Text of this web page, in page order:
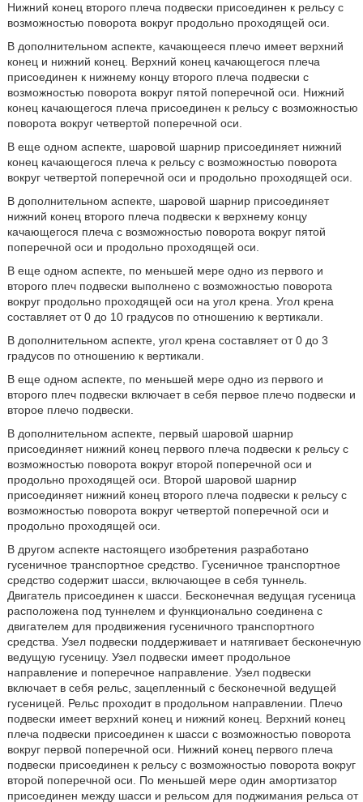
Нижний конец второго плеча подвески присоединен к рельсу с
возможностью поворота вокруг продольно проходящей оси.
В дополнительном аспекте, качающееся плечо имеет верхний
конец и нижний конец. Верхний конец качающегося плеча
присоединен к нижнему концу второго плеча подвески с
возможностью поворота вокруг пятой поперечной оси. Нижний
конец качающегося плеча присоединен к рельсу с возможностью
поворота вокруг четвертой поперечной оси.
В еще одном аспекте, шаровой шарнир присоединяет нижний
конец качающегося плеча к рельсу с возможностью поворота
вокруг четвертой поперечной оси и продольно проходящей оси.
В дополнительном аспекте, шаровой шарнир присоединяет
нижний конец второго плеча подвески к верхнему концу
качающегося плеча с возможностью поворота вокруг пятой
поперечной оси и продольно проходящей оси.
В еще одном аспекте, по меньшей мере одно из первого и
второго плеч подвески выполнено с возможностью поворота
вокруг продольно проходящей оси на угол крена. Угол крена
составляет от 0 до 10 градусов по отношению к вертикали.
В дополнительном аспекте, угол крена составляет от 0 до 3
градусов по отношению к вертикали.
В еще одном аспекте, по меньшей мере одно из первого и
второго плеч подвески включает в себя первое плечо подвески и
второе плечо подвески.
В дополнительном аспекте, первый шаровой шарнир
присоединяет нижний конец первого плеча подвески к рельсу с
возможностью поворота вокруг второй поперечной оси и
продольно проходящей оси. Второй шаровой шарнир
присоединяет нижний конец второго плеча подвески к рельсу с
возможностью поворота вокруг четвертой поперечной оси и
продольно проходящей оси.
В другом аспекте настоящего изобретения разработано
гусеничное транспортное средство. Гусеничное транспортное
средство содержит шасси, включающее в себя туннель.
Двигатель присоединен к шасси. Бесконечная ведущая гусеница
расположена под туннелем и функционально соединена с
двигателем для продвижения гусеничного транспортного
средства. Узел подвески поддерживает и натягивает бесконечную
ведущую гусеницу. Узел подвески имеет продольное
направление и поперечное направление. Узел подвески
включает в себя рельс, зацепленный с бесконечной ведущей
гусеницей. Рельс проходит в продольном направлении. Плечо
подвески имеет верхний конец и нижний конец. Верхний конец
плеча подвески присоединен к шасси с возможностью поворота
вокруг первой поперечной оси. Нижний конец первого плеча
подвески присоединен к рельсу с возможностью поворота вокруг
второй поперечной оси. По меньшей мере один амортизатор
присоединен между шасси и рельсом для поджимания рельса от